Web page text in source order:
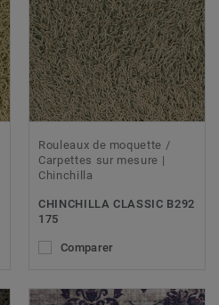
Rouleaux de moquette /
Carpettes sur mesure |
Chinchilla
CHINCHILLA CLASSIC B292
175
Comparer